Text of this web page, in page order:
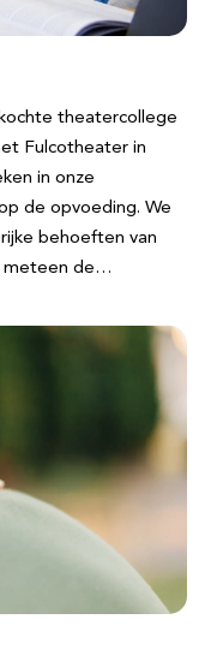
theatercollege
Fulcotheater in
in onze
de opvoeding. We
behoeften van
meteen de…